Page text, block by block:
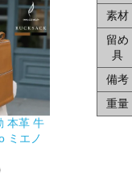
本革 牛
ミエノ
素材
留め
具
備考
重量